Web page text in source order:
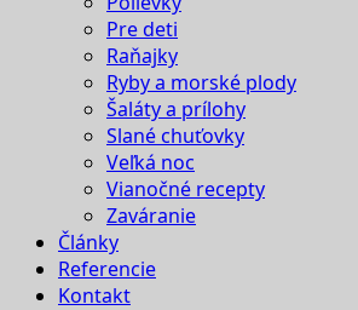
Pre deti
Raňajky
Ryby a morské plody
Šaláty a prílohy
Slané chuťovky
Veľká noc
Vianočné recepty
Zaváranie
Články
Referencie
Kontakt